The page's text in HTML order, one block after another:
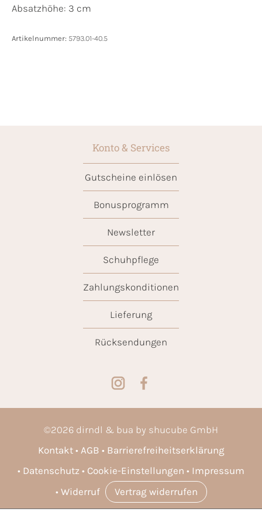
Absatzhöhe: 3 cm
Artikelnummer: 5793.01-40.5
Konto & Services
Gutscheine einlösen
Bonusprogramm
Newsletter
Schuhpflege
Zahlungskonditionen
Lieferung
Rücksendungen
©2026 dirndl & bua by shucube GmbH
Kontakt
AGB
Barrierefreiheitserklärung
Datenschutz
Cookie-Einstellungen
Impressum
Widerruf
Vertrag widerrufen